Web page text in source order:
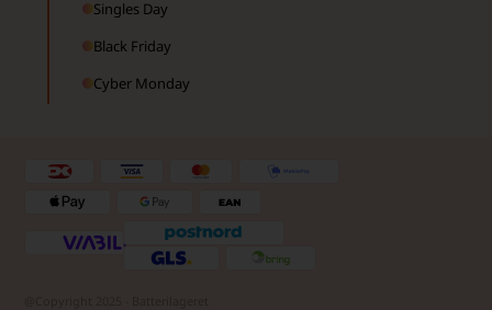
Singles Day
Black Friday
Cyber Monday